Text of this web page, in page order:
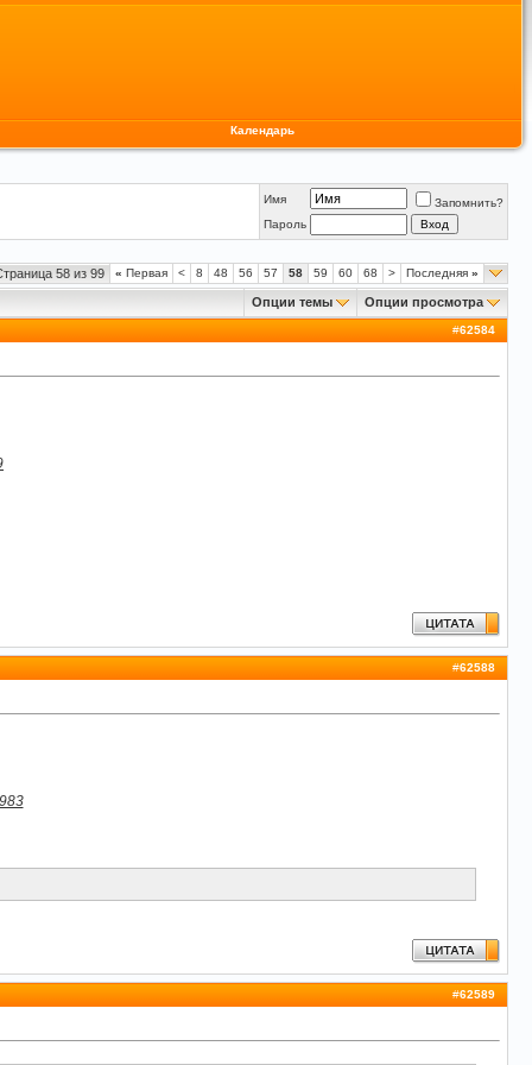
Календарь
Имя
Запомнить?
Пароль
58 из 99 « Первая < 8 48 56 57 58 59 60 68 > Последняя »
Опции темы Опции просмотра
#62584
#62588
#62589